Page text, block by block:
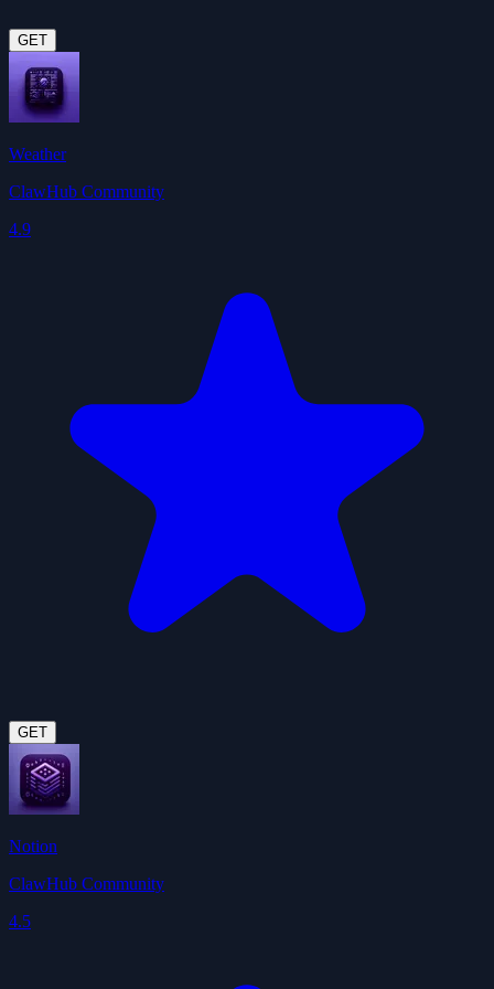
GET
Weather
ClawHub Community
4.9
GET
Notion
ClawHub Community
4.5